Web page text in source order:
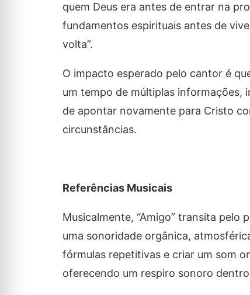
quem Deus era antes de entrar na
fundamentos espirituais antes de
volta”.
O impacto esperado pelo cantor é
um tempo de múltiplas informações,
de apontar novamente para Cristo
circunstâncias.
Referências Musicais
Musicalmente, “Amigo” transita
uma sonoridade orgânica,
fórmulas repetitivas e criar um som
oferecendo um respiro sonoro